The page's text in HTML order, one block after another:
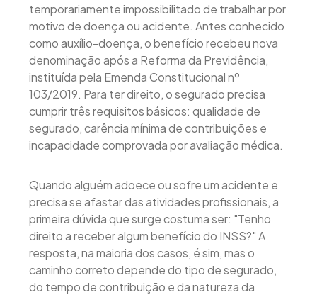
temporariamente impossibilitado de trabalhar por
motivo de doença ou acidente. Antes conhecido
como auxílio-doença, o benefício recebeu nova
denominação após a Reforma da Previdência,
instituída pela Emenda Constitucional nº
103/2019. Para ter direito, o segurado precisa
cumprir três requisitos básicos: qualidade de
segurado, carência mínima de contribuições e
incapacidade comprovada por avaliação médica.
Quando alguém adoece ou sofre um acidente e
precisa se afastar das atividades profissionais, a
primeira dúvida que surge costuma ser: "Tenho
direito a receber algum benefício do INSS?" A
resposta, na maioria dos casos, é sim, mas o
caminho correto depende do tipo de segurado,
do tempo de contribuição e da natureza da